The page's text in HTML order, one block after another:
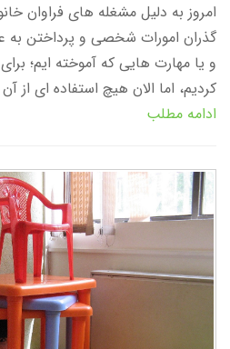
امروز به دلیل مشغله های فراوان
گذران امورات شخصی و پرداختن
و یا مهارت هایی که آموخته ایم؛
کردیم، اما الان هیچ استفاده ای از
ادامه مطلب